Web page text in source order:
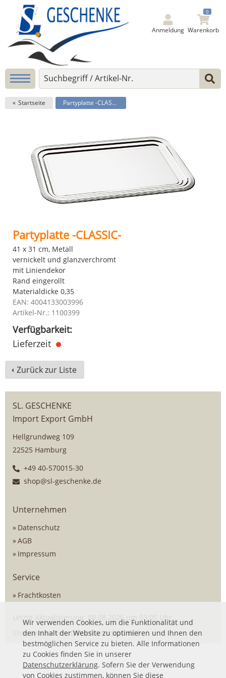
Anmeldung
0
Warenkorb
Startseite Partyplatte -CLASSIC-
Partyplatte -CLASSIC-
41 x 31 cm, Metall
vernickelt und glanzverchromt
mit Liniendekor
Rand eingerollt
Materialdicke 0,35
EAN: 4004133003996
Artikel-Nr.: 1100399
Verfügbarkeit:
Lieferzeit
Zurück zur Liste
SL. GESCHENKE
Import Export GmbH
Hellgrundweg 109
22525 Hamburg
+49 40-570015-30
shop@sl-geschenke.de
Unternehmen
Datenschutz
AGB
Impressum
Service
Frachtkosten
Letzte Aktualisierung: 09.08.2026 um 03:05 Uhr
Shopsystem vonDSISoftmit SOG ERP
Wir verwenden Cookies, um die Funktionalität und
den Inhalt der Website zu optimieren und Ihnen den
bestmöglichen Service zu bieten. Alle Informationen
zu Cookies finden Sie in unserer
Datenschutzerklärung. Sofern Sie der Verwendung
von Cookies zustimmen, können Sie diese